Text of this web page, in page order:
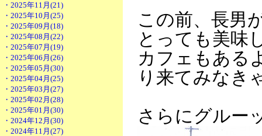
・2025年11月(21)
・2025年10月(25)
・2025年09月(18)
・2025年08月(22)
・2025年07月(19)
・2025年06月(26)
・2025年05月(30)
・2025年04月(25)
・2025年03月(27)
・2025年02月(28)
・2025年01月(30)
・2024年12月(30)
・2024年11月(27)
この前、長男
とっても美味
カフェもある
り来てみなき
さらにグルー